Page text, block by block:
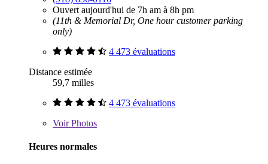
Ouvert aujourd'hui de 7h am à 8h pm
(11th & Memorial Dr, One hour customer parking
only)
4 473 évaluations
Distance estimée
59,7 milles
4 473 évaluations
VoirPhotos
Heures normales